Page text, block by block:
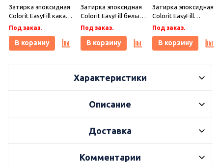
Затирка эпоксидная
Colorit EasyFill какао 1
кг, Плитонит
Под заказ.
В корзину
Затирка эпоксидная
Colorit EasyFill белый
1 кг, Плитонит
Под заказ.
В корзину
Затирка эпоксидная
Colorit EasyFill
бежевый 1 кг,
Плитонит
Под заказ.
В корзину
Характеристики
Описание
Доставка
Комментарии